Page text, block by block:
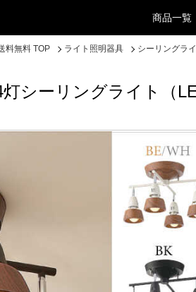
商品一覧
料無料 TOP ライト照明器具 シーリングラ
シーリングライト（